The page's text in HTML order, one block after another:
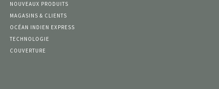
NOUVEAUX PRODUITS
MAGASINS & CLIENTS
OCÉAN INDIEN EXPRESS
TECHNOLOGIE
COUVERTURE